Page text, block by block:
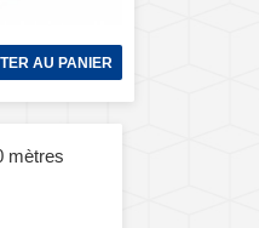
AU PANIER
mètres